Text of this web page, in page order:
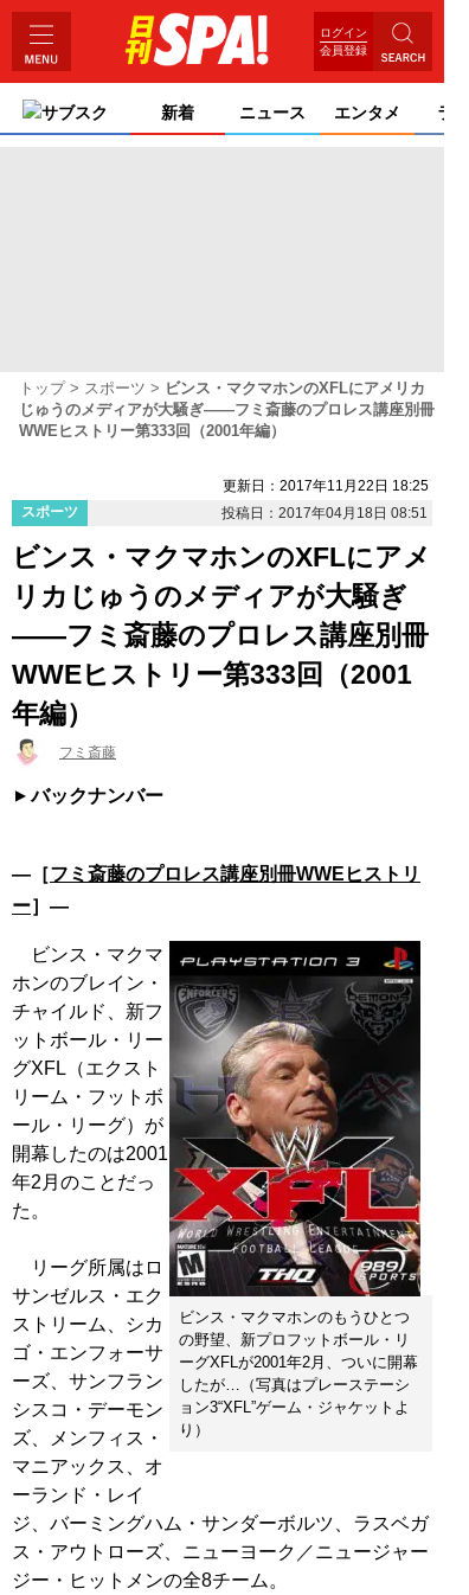
ログイン
会員登録
サブスク 新着 ニュース エンタメ ライ
トップ スポーツ
ビンス・マクマホンのXFLにアメリカ
じゅうのメディアが大騒ぎ――フミ斎藤のプロレス講座別冊
WWEヒストリー第333回（2001年編）
更新日：2017年11月22日 18:25
スポーツ
投稿日：2017年04月18日 08:51
ビンス・マクマホンのXFLにアメ
リカじゅうのメディアが大騒ぎ
――フミ斎藤のプロレス講座別冊
WWEヒストリー第333回（2001
年編）
フミ斎藤
バックナンバー
―［フミ斎藤のプロレス講座別冊WWEヒストリ
ー］―
ビンス・マクマホンのもうひとつ
の野望、新プロフットボール・リ
ーグXFLが2001年2月、ついに開幕
したが…（写真はプレーステーシ
ョン3“XFL”ゲーム・ジャケットよ
り）
ビンス・マクマ
ホンのブレイン・
チャイルド、新フ
ットボール・リー
グXFL（エクスト
リーム・フットボ
ール・リーグ）が
開幕したのは2001
年2月のことだっ
た。
リーグ所属はロ
サンゼルス・エク
ストリーム、シカ
ゴ・エンフォーサ
ーズ、サンフラン
シスコ・デーモン
ズ、メンフィス・
マニアックス、オ
ーランド・レイ
ジ、バーミングハム・サンダーボルツ、ラスベガ
ス・アウトローズ、ニューヨーク／ニュージャー
ジー・ヒットメンの全8チーム。